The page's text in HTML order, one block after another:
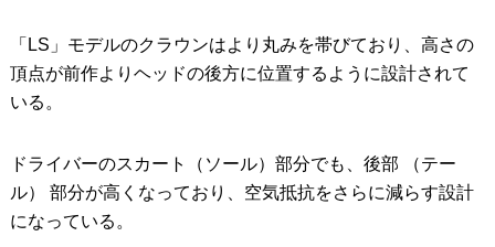
「LS」モデルのクラウンはより丸みを帯びており、高さの
頂点が前作よりヘッドの後方に位置するように設計されて
いる。
ドライバーのスカート（ソール）部分でも、後部 （テー
ル） 部分が高くなっており、空気抵抗をさらに減らす設計
になっている。